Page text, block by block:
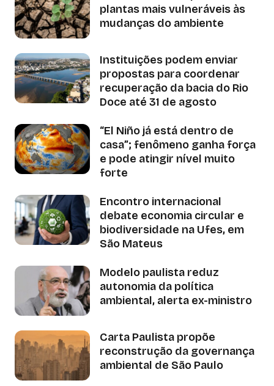
plantas mais vulneráveis às
mudanças do ambiente
Instituições podem enviar
propostas para coordenar
recuperação da bacia do Rio
Doce até 31 de agosto
“El Niño já está dentro de
casa”; fenômeno ganha força
e pode atingir nível muito
forte
Encontro internacional
debate economia circular e
biodiversidade na Ufes, em
São Mateus
Modelo paulista reduz
autonomia da política
ambiental, alerta ex-ministro
Carta Paulista propõe
reconstrução da governança
ambiental de São Paulo